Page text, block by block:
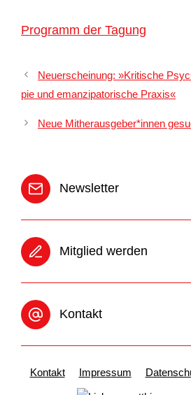
Pro­gramm der Tagung
Neu­erschei­nung: »Kri­ti­sche
pie und eman­zi­pa­to­ri­sche Pra­xis«
Neue Mitherausgeber*innen
News­let­ter
Mit­glied wer­den
Kon­takt
Kon­takt Impres­sum